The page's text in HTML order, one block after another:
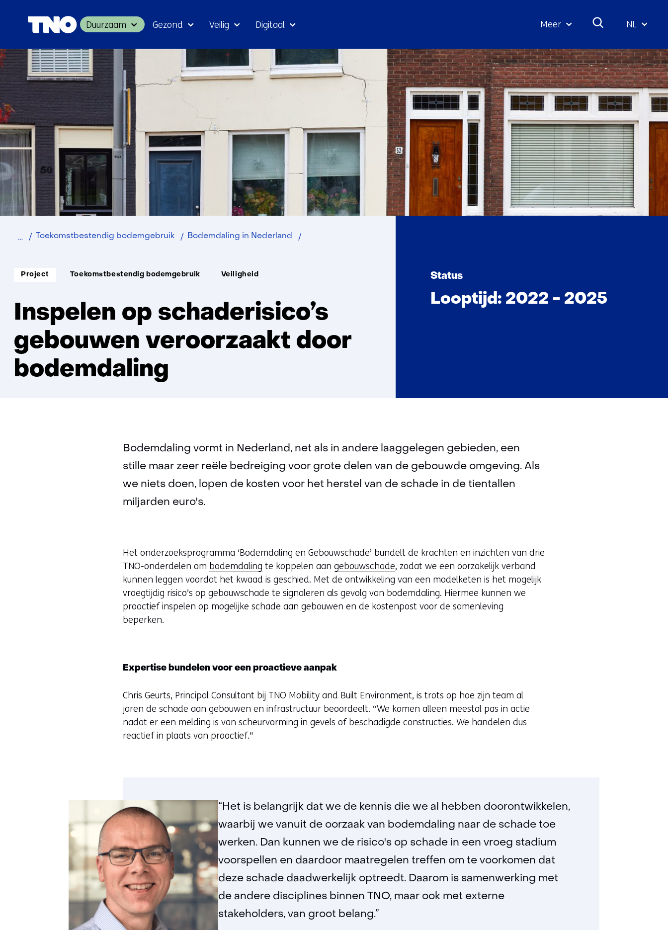
Duurzaam Gezond Veilig Digitaal Meer NL
Home
DuurzaamToekomstbestendig bodemgebruik Bodemdaling in Nederland
Soort
project:
Project
Thema:
Toekomstbestendig bodemgebruik Veiligheid
Inspelen op schaderisico’s
gebouwen veroorzaakt door
bodemdaling
Status
Looptijd: 2022 - 2025
Bodemdaling vormt in Nederland, net als in andere laaggelegen gebieden, een
stille maar zeer reële bedreiging voor grote delen van de gebouwde omgeving. Als
we niets doen, lopen de kosten voor het herstel van de schade in de tientallen
miljarden euro's.
Het onderzoeksprogramma ‘Bodemdaling en Gebouwschade’ bundelt de krachten en inzichten van drie
TNO-onderdelen om bodemdaling te koppelen aangebouwschade, zodat we een oorzakelijk verband
kunnen leggen voordat het kwaad is geschied. Met de ontwikkeling van een modelketen is het mogelijk
vroegtijdig risico’s op gebouwschade te signaleren als gevolg van bodemdaling. Hiermee kunnen we
proactief inspelen op mogelijke schade aan gebouwen en de kostenpost voor de samenleving
beperken.
Expertise bundelen voor een proactieve aanpak
Chris Geurts, Principal Consultant bij TNO Mobility and Built Environment, is trots op hoe zijn team al
jaren de schade aan gebouwen en infrastructuur beoordeelt. “We komen alleen meestal pas in actie
nadat er een melding is van scheurvorming in gevels of beschadigde constructies. We handelen dus
reactief in plaats van proactief."
“Het is belangrijk dat we de kennis die we al hebben doorontwikkelen,
waarbij we vanuit de oorzaak van bodemdaling naar de schade toe
werken. Dan kunnen we de risico's op schade in een vroeg stadium
voorspellen en daardoor maatregelen treffen om te voorkomen dat
deze schade daadwerkelijk optreedt. Daarom is samenwerking met
de andere disciplines binnen TNO, maar ook met externe
stakeholders, van groot belang.”